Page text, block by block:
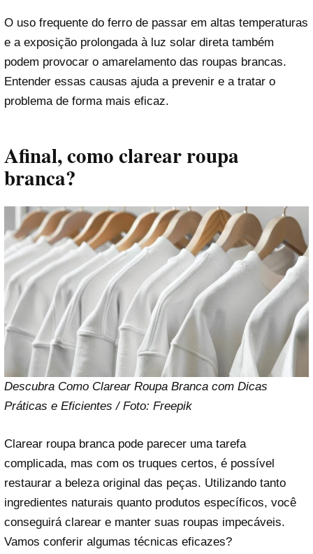
O uso frequente do ferro de passar em altas temperaturas
e a exposição prolongada à luz solar direta também
podem provocar o amarelamento das roupas brancas.
Entender essas causas ajuda a prevenir e a tratar o
problema de forma mais eficaz.
Afinal, como clarear roupa
branca?
Descubra Como Clarear Roupa Branca com Dicas
Práticas e Eficientes / Foto: Freepik
Clarear roupa branca pode parecer uma tarefa
complicada, mas com os truques certos, é possível
restaurar a beleza original das peças. Utilizando tanto
ingredientes naturais quanto produtos específicos, você
conseguirá clarear e manter suas roupas impecáveis.
Vamos conferir algumas técnicas eficazes?